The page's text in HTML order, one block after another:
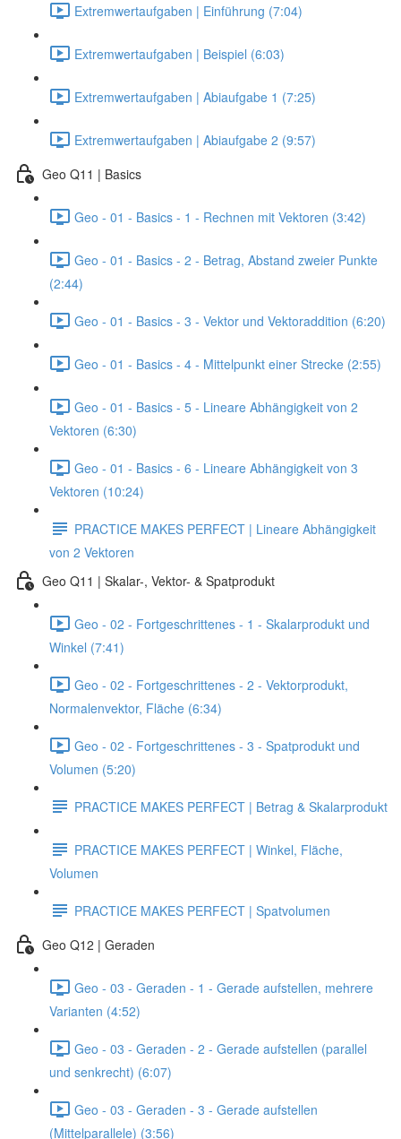
Extremwertaufgaben | Einführung (7:04)
Extremwertaufgaben | Beispiel (6:03)
Extremwertaufgaben | Abiaufgabe 1 (7:25)
Extremwertaufgaben | Abiaufgabe 2 (9:57)
Geo Q11 | Basics
Geo - 01 - Basics - 1 - Rechnen mit Vektoren (3:42)
Geo - 01 - Basics - 2 - Betrag, Abstand zweier Punkte
(2:44)
Geo - 01 - Basics - 3 - Vektor und Vektoraddition (6:20)
Geo - 01 - Basics - 4 - Mittelpunkt einer Strecke (2:55)
Geo - 01 - Basics - 5 - Lineare Abhängigkeit von 2
Vektoren (6:30)
Geo - 01 - Basics - 6 - Lineare Abhängigkeit von 3
Vektoren (10:24)
PRACTICE MAKES PERFECT | Lineare Abhängigkeit
von 2 Vektoren
Geo Q11 | Skalar-, Vektor- & Spatprodukt
Geo - 02 - Fortgeschrittenes - 1 - Skalarprodukt und
Winkel (7:41)
Geo - 02 - Fortgeschrittenes - 2 - Vektorprodukt,
Normalenvektor, Fläche (6:34)
Geo - 02 - Fortgeschrittenes - 3 - Spatprodukt und
Volumen (5:20)
PRACTICE MAKES PERFECT | Betrag & Skalarprodukt
PRACTICE MAKES PERFECT | Winkel, Fläche,
Volumen
PRACTICE MAKES PERFECT | Spatvolumen
Geo Q12 | Geraden
Geo - 03 - Geraden - 1 - Gerade aufstellen, mehrere
Varianten (4:52)
Geo - 03 - Geraden - 2 - Gerade aufstellen (parallel
und senkrecht) (6:07)
Geo - 03 - Geraden - 3 - Gerade aufstellen
(Mittelparallele) (3:56)